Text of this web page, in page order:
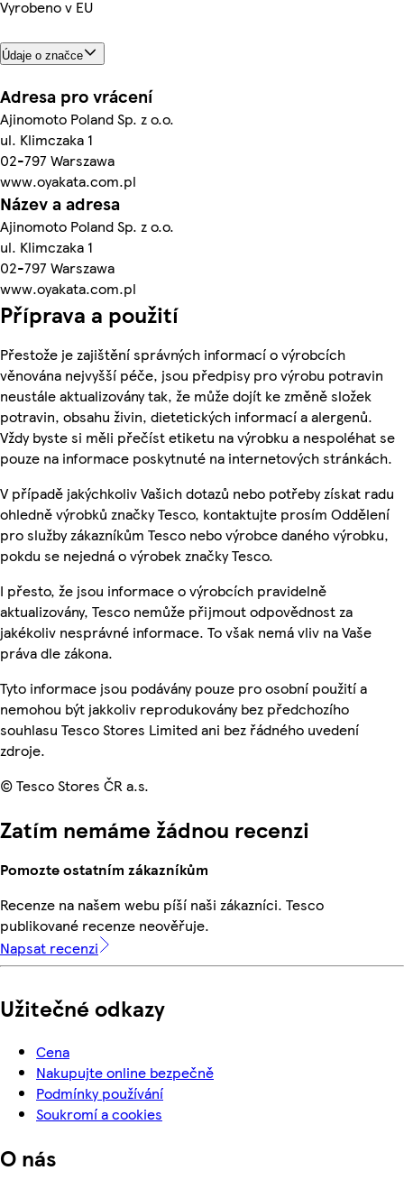
Vyrobeno v EU
Údaje o značce
Adresa pro vrácení
Ajinomoto Poland Sp. z o.o.
ul. Klimczaka 1
02-797 Warszawa
www.oyakata.com.pl
Název a adresa
Ajinomoto Poland Sp. z o.o.
ul. Klimczaka 1
02-797 Warszawa
www.oyakata.com.pl
Příprava a použití
Přestože je zajištění správných informací o výrobcích
věnována nejvyšší péče, jsou předpisy pro výrobu potravin
neustále aktualizovány tak, že může dojít ke změně složek
potravin, obsahu živin, dietetických informací a alergenů.
Vždy byste si měli přečíst etiketu na výrobku a nespoléhat se
pouze na informace poskytnuté na internetových stránkách.
V případě jakýchkoliv Vašich dotazů nebo potřeby získat radu
ohledně výrobků značky Tesco, kontaktujte prosím Oddělení
pro služby zákazníkům Tesco nebo výrobce daného výrobku,
pokdu se nejedná o výrobek značky Tesco.
I přesto, že jsou informace o výrobcích pravidelně
aktualizovány, Tesco nemůže přijmout odpovědnost za
jakékoliv nesprávné informace. To však nemá vliv na Vaše
práva dle zákona.
Tyto informace jsou podávány pouze pro osobní použití a
nemohou být jakkoliv reprodukovány bez předchozího
souhlasu Tesco Stores Limited ani bez řádného uvedení
zdroje.
© Tesco Stores ČR a.s.
Zatím nemáme žádnou recenzi
Pomozte ostatním zákazníkům
Recenze na našem webu píší naši zákazníci. Tesco
publikované recenze neověřuje.
Napsat recenzi
Užitečné odkazy
Cena
Nakupujte online bezpečně
Podmínky používání
Soukromí a cookies
O nás